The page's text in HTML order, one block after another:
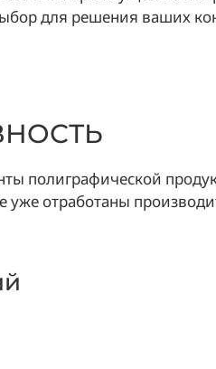
для решения ваших
полиграфической
отработаны